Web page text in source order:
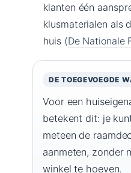
klanten één
klusmaterialen als
huis (De Nationale
DE TOEGEVOEGDE
Voor een
betekent dit: je
meteen de
aanmeten, zonder
winkel te hoeven.